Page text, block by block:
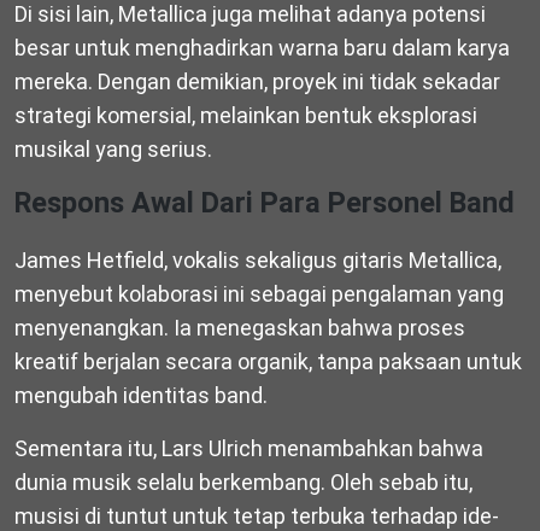
Di sisi lain, Metallica juga melihat adanya potensi
besar untuk menghadirkan warna baru dalam karya
mereka. Dengan demikian, proyek ini tidak sekadar
strategi komersial, melainkan bentuk eksplorasi
musikal yang serius.
Respons Awal Dari Para Personel Band
James Hetfield, vokalis sekaligus gitaris Metallica,
menyebut kolaborasi ini sebagai pengalaman yang
menyenangkan. Ia menegaskan bahwa proses
kreatif berjalan secara organik, tanpa paksaan untuk
mengubah identitas band.
Sementara itu, Lars Ulrich menambahkan bahwa
dunia musik selalu berkembang. Oleh sebab itu,
musisi di tuntut untuk tetap terbuka terhadap ide-